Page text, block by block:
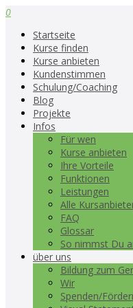
0
Startseite
Kurse finden
Kurse anbieten
Kundenstimmen
Schulung/Coaching
Blog
Projekte
Infos
Für wen
Kurse anbieten
Ihre Vorteile
Funktionen
Leistungen
Alle
FAQ
Glossar
So nimmst Du
über uns
Bildung zum
Wir
Spenden/